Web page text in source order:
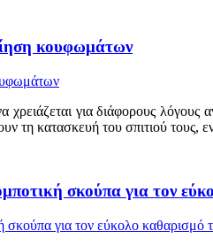
κουφωμάτων
χρειάζεται για διάφορους
τη κατασκευή του σπιτιού τους,
σκούπα για τον